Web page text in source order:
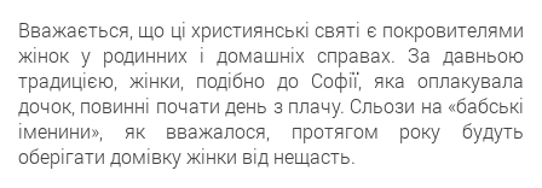
Вважається, що ці християнські святі є покровителями
жінок у родинних і домашніх справах. За давньою
традицією, жінки, подібно до Софії, яка оплакувала
дочок, повинні почати день з плачу. Сльози на «бабські
іменини», як вважалося, протягом року будуть
оберігати домівку жінки від нещасть.